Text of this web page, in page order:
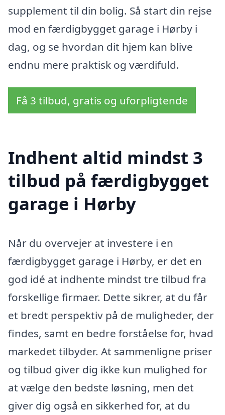
supplement til din bolig. Så start din rejse
mod en færdigbygget garage i Hørby i
dag, og se hvordan dit hjem kan blive
endnu mere praktisk og værdifuld.
Få 3 tilbud, gratis og uforpligtende
Indhent altid mindst 3
tilbud på færdigbygget
garage i Hørby
Når du overvejer at investere i en
færdigbygget garage i Hørby, er det en
god idé at indhente mindst tre tilbud fra
forskellige firmaer. Dette sikrer, at du får
et bredt perspektiv på de muligheder, der
findes, samt en bedre forståelse for, hvad
markedet tilbyder. At sammenligne priser
og tilbud giver dig ikke kun mulighed for
at vælge den bedste løsning, men det
giver dig også en sikkerhed for, at du